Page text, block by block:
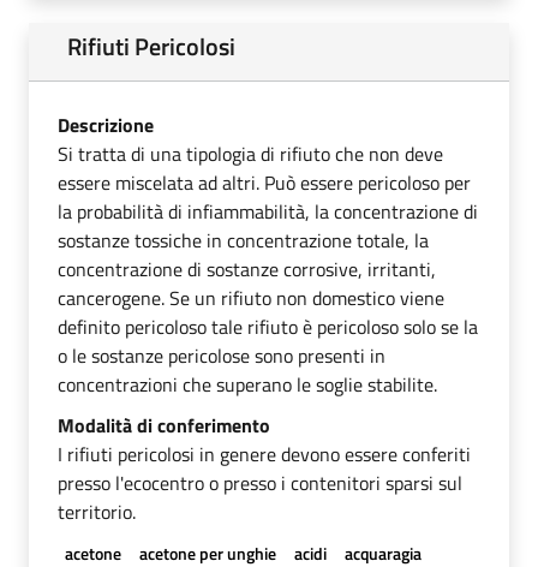
Rifiuti Pericolosi
Descrizione
Si tratta di una tipologia di rifiuto che non deve
essere miscelata ad altri. Può essere pericoloso per
la probabilità di infiammabilità, la concentrazione di
sostanze tossiche in concentrazione totale, la
concentrazione di sostanze corrosive, irritanti,
cancerogene. Se un rifiuto non domestico viene
definito pericoloso tale rifiuto è pericoloso solo se la
o le sostanze pericolose sono presenti in
concentrazioni che superano le soglie stabilite.
Modalità di conferimento
I rifiuti pericolosi in genere devono essere conferiti
presso l'ecocentro o presso i contenitori sparsi sul
territorio.
acetone acetone per unghie acidi
acquaragia